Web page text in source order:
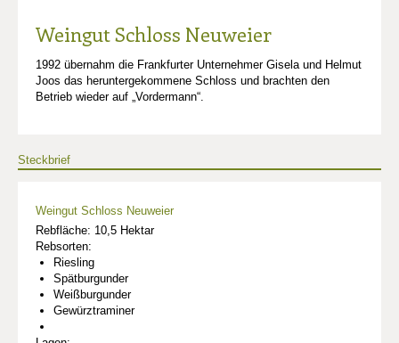
Weingut Schloss Neuweier
1992 übernahm die Frankfurter Unternehmer Gisela und Helmut
Joos das heruntergekommene Schloss und brachten den
Betrieb wieder auf „Vordermann“.
Steckbrief
Weingut Schloss Neuweier
Rebfläche: 10,5 Hektar
Rebsorten:
Riesling
Spätburgunder
Weißburgunder
Gewürztraminer